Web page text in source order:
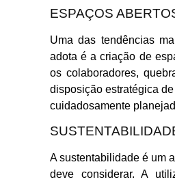
ESPAÇOS
Uma das tendências
adota é a criação de
os colaboradores,
disposição estratégica
cuidadosamente
A sustentabilidade é um
deve considerar. A